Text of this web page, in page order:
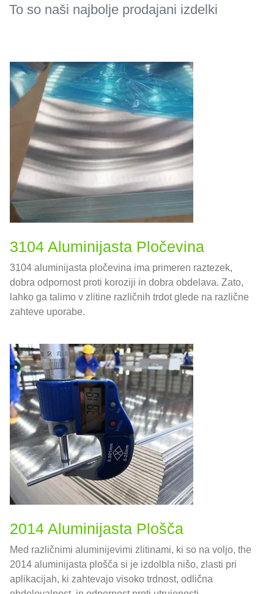
To so naši najbolje prodajani izdelki
3104 Aluminijasta Pločevina
3104 aluminijasta pločevina ima primeren raztezek,
dobra odpornost proti koroziji in dobra obdelava. Zato,
lahko ga talimo v zlitine različnih trdot glede na različne
zahteve uporabe.
2014 Aluminijasta Plošča
Med različnimi aluminijevimi zlitinami, ki so na voljo, the
2014 aluminijasta plošča si je izdolbla nišo, zlasti pri
aplikacijah, ki zahtevajo visoko trdnost, odlična